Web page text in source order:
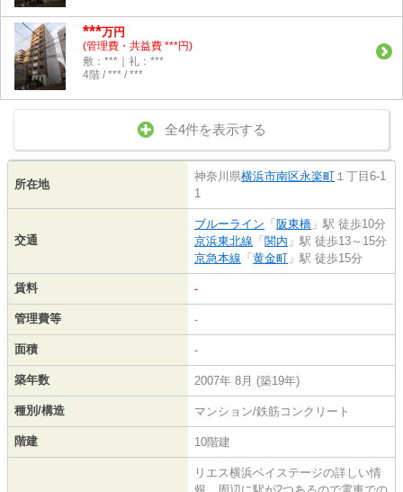
***万円
(管理費・共益費 ***円)
敷：***｜礼：***
4階 / *** / ***
全4件を表示する
所在地
神奈川県横浜市南区永楽町 １丁目6-1
1
交通
ブルーライン 「 阪東橋 」駅 徒歩10分
京浜東北線 「 関内 」駅 徒歩13～15分
京急本線 「 黄金町 」駅 徒歩15分
賃料 -
管理費等 -
面積 -
築年数 2007年 8月 (築19年)
種別/構造 マンション/鉄筋コンクリート
階建 10階建
リエス横浜ベイステージの詳しい情